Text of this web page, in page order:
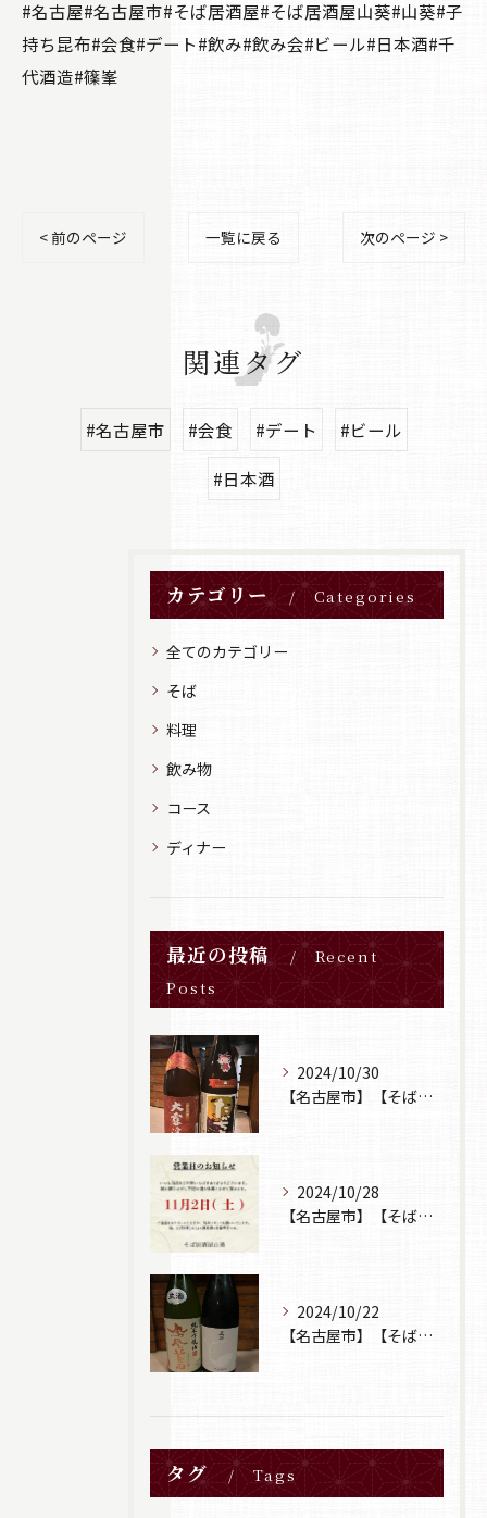
#名古屋#名古屋市#そば居酒屋#そば居酒屋山葵#山葵#子
持ち昆布#会食#デート#飲み#飲み会#ビール#日本酒#千
代酒造#篠峯
< 前のページ 一覧に戻る 次のページ >
関連タグ
#名古屋市 #会食 #デート #ビール
#日本酒
カテゴリー Categories
全てのカテゴリー
そば
料理
飲み物
コース
ディナー
最近の投稿
Recent
Posts
2024/10/30
【名古屋市】【そば居酒屋山葵】【日本酒】
2024/10/28
【名古屋市】【そば居酒屋山葵】【営業日のお知らせ】
2024/10/22
【名古屋市】【そば居酒屋山葵】【日本酒】
タグ Tags